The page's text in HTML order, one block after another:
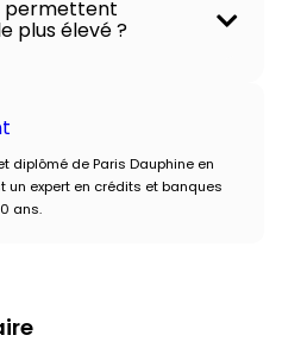
permettent
plus élevé ?
diplômé de Paris Dauphine en
un expert en crédits et banques
ans.